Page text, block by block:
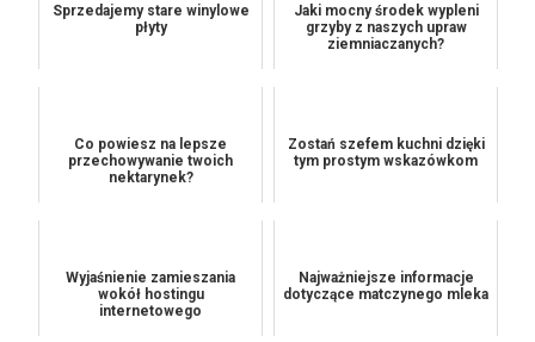
Sprzedajemy stare winylowe
płyty
Jaki mocny środek wypleni
grzyby z naszych upraw
ziemniaczanych?
Co powiesz na lepsze
przechowywanie twoich
nektarynek?
Zostań szefem kuchni dzięki
tym prostym wskazówkom
Wyjaśnienie zamieszania
wokół hostingu
internetowego
Najważniejsze informacje
dotyczące matczynego mleka